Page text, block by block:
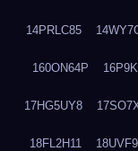
14PRLC85
160ON64P
17HG5UY8
18FL2H11